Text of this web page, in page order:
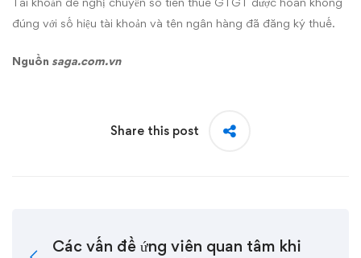
đúng với số hiệu tài khoản và tên ngân hàng đã đăng ký thuế.
Nguồn saga.com.vn
Share this post
Các vấn đề ứng viên quan tâm khi